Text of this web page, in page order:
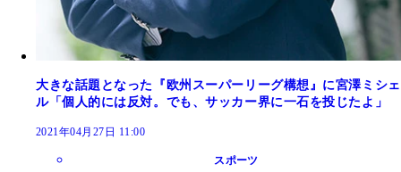
大きな話題となった『欧州スーパーリーグ構想』に宮澤ミシェ
ル「個人的には反対。でも、サッカー界に一石を投じたよ」
2021年04月27日 11:00
スポーツ